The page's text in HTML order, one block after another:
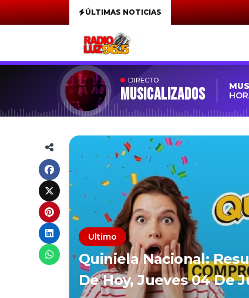
ÚLTIMAS NOTICIAS
DIRECTO
MUSICALIZADOS
Ultimo
Quiniela Nacional:
De Hoy, Jueves 04 De